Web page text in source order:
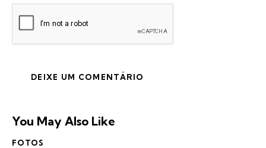
You May Also Like
FOTOS